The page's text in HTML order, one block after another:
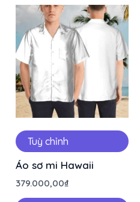
Tuỳ chỉnh
Áo sơ mi Hawaii
379.000,00₫